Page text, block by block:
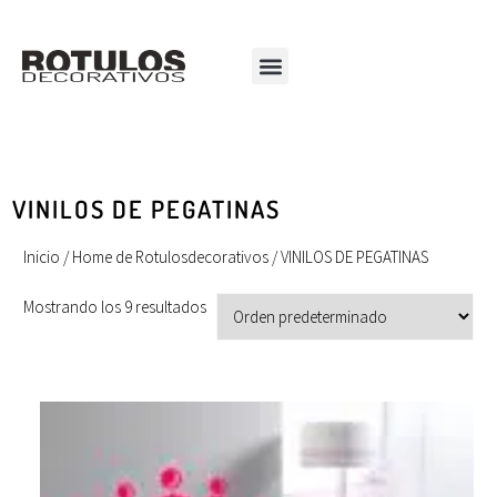
VINILOS DE PEGATINAS
Inicio /Home de Rotulosdecorativos / VINILOS DE PEGATINAS
Mostrando los 9 resultados